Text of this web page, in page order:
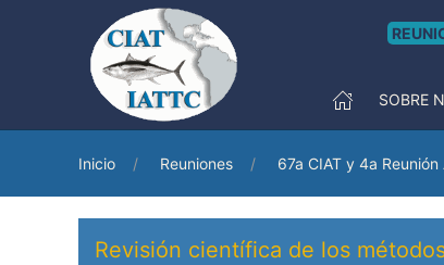
SOBRE
Inicio Reuniones 67a CIAT y 4a
Revisión científica de los